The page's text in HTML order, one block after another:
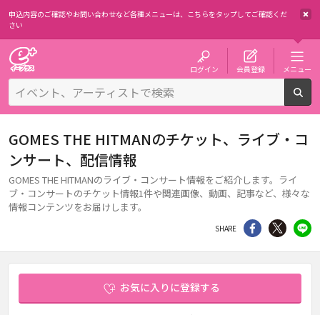
申込内容のご確認やお問い合わせなど各種メニューは、 こちらをタップしてご確認くだ
さい
ログイン 会員登録 メニュー
GOMES THE HITMANのチケット、ライブ・コ
ンサート、配信情報
GOMES THE HITMANのライブ・コンサート情報をご紹介します。ライ
ブ・コンサートのチケット情報1件や関連画像、動画、記事など、様々な
情報コンテンツをお届けします。
SHARE シェア Twitter
お気に入りに登録する